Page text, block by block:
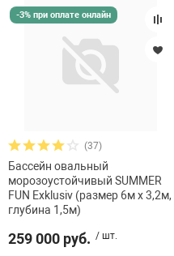
-3% при оплате онлайн
(37)
Бассейн овальный
морозоустойчивый SUMMER
FUN Exklusiv (размер 6м х 3,2м,
глубина 1,5м)
259 000 руб. / шт.